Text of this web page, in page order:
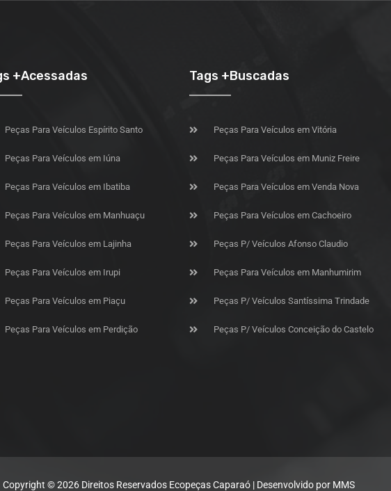
+Acessadas
Peças Para Veículos Espírito Santo
Peças Para Veículos em Iúna
Peças Para Veículos em Ibatiba
Peças Para Veículos em Manhuaçu
Peças Para Veículos em Lajinha
Peças Para Veículos em Irupi
Peças Para Veículos em Piaçu
Peças Para Veículos em Perdição
Tags +Buscadas
Peças Para Veículos em Vitória
Peças Para Veículos em Muniz Freire
Peças Para Veículos em Venda Nova
Peças Para Veículos em Cachoeiro
Peças P/ Veículos Afonso Claudio
Peças Para Veículos em Manhumirim
Peças P/ Veículos Santíssima Trindade
Peças P/ Veículos Conceição do Castelo
Copyright © 2026 Direitos Reservados Ecopeças Caparaó | Desenvolvido por MMS